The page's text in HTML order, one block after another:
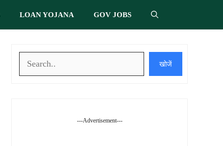
LOAN YOJANA GOV JOBS
खोजें
---Advertisement---